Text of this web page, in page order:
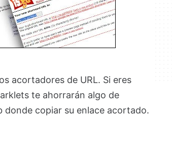
acortadores de URL. Si eres
te ahorrarán algo de
donde copiar su enlace acortado.